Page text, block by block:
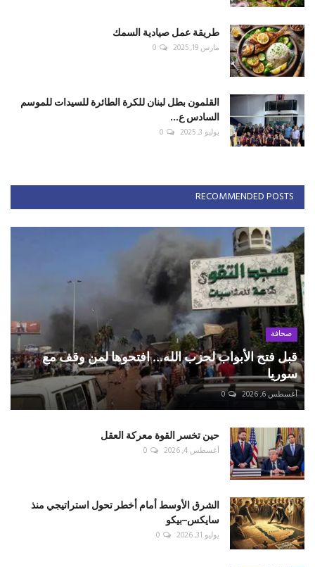
طريقة عمل صيادية السمك
مارس 19, 2025 0
القلمون بطل لبنان للكرة الطائرة للسيدات للموسم
السادس ع...
يوليو 3, 2025 0
RECOMMENDED POSTS
صحافة
قبل فتح الأبواب لحزب الله... افتحوها لمن وقف مع
سوريا
أغسطس 6, 2026 0
حين تخسر القوة معركة العقل
أغسطس 4, 2026 0
الشرق الأوسط أمام أخطر تحول استراتيجي منذ
سايكس–بيكو
يوليو 31, 2026 0